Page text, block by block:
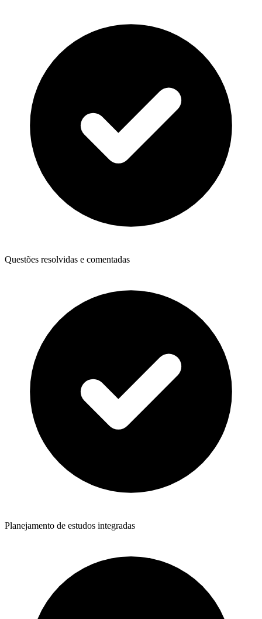
Questões resolvidas e comentadas
Planejamento de estudos integradas